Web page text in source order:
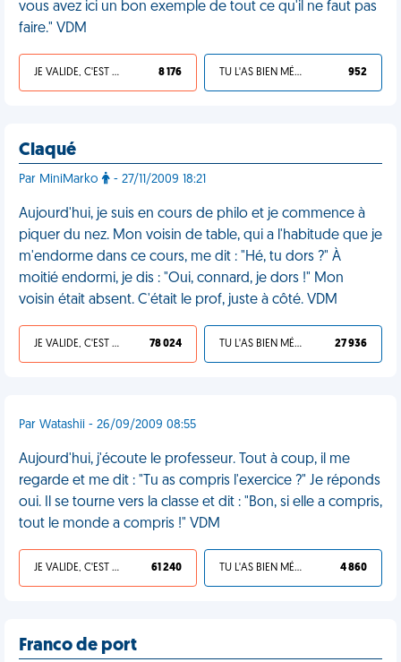
vous avez ici un bon exemple de tout ce qu'il ne faut pas
faire." VDM
JE VALIDE, C'EST UNE VDM 8 176 TU L'AS BIEN MÉRITÉ 952
Claqué
Par MiniMarko - 27/11/2009 18:21
Aujourd'hui, je suis en cours de philo et je commence à
piquer du nez. Mon voisin de table, qui a l'habitude que je
m'endorme dans ce cours, me dit : "Hé, tu dors ?" À
moitié endormi, je dis : "Oui, connard, je dors !" Mon
voisin était absent. C'était le prof, juste à côté. VDM
JE VALIDE, C'EST UNE VDM 78 024 TU L'AS BIEN MÉRITÉ 27 936
Par Watashii - 26/09/2009 08:55
Aujourd'hui, j'écoute le professeur. Tout à coup, il me
regarde et me dit : "Tu as compris l'exercice ?" Je réponds
oui. Il se tourne vers la classe et dit : "Bon, si elle a compris,
tout le monde a compris !" VDM
JE VALIDE, C'EST UNE VDM 61 240 TU L'AS BIEN MÉRITÉ 4 860
Franco de port